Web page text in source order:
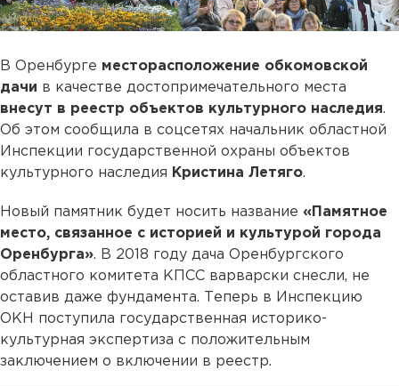
В Оренбурге месторасположение обкомовской
дачи в качестве достопримечательного места
внесут в реестр объектов культурного наследия.
Об этом сообщила в соцсетях начальник областной
Инспекции государственной охраны объектов
культурного наследия Кристина Летяго.
Новый памятник будет носить название «Памятное
место, связанное с историей и культурой города
Оренбурга». В 2018 году дача Оренбургского
областного комитета КПСС варварски снесли, не
оставив даже фундамента. Теперь в Инспекцию
ОКН поступила государственная историко-
культурная экспертиза с положительным
заключением о включении в реестр.